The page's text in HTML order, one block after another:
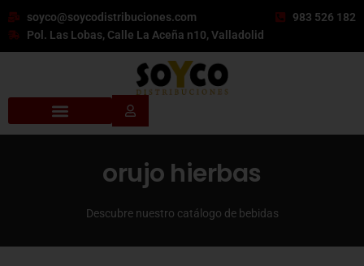
soyco@soycodistribuciones.com
983 526 182
Pol. Las Lobas, Calle La Aceña n10, Valladolid
orujo hierbas
Descubre nuestro catálogo de bebidas